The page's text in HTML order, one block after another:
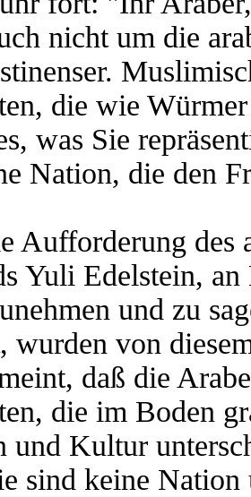
nicht um die
die wie
was Sie
Nation, die den
Aufforderung des
Yuli Edelstein, an
und zu
wurden von
daß die
die im Boden
und Kultur
sind keine